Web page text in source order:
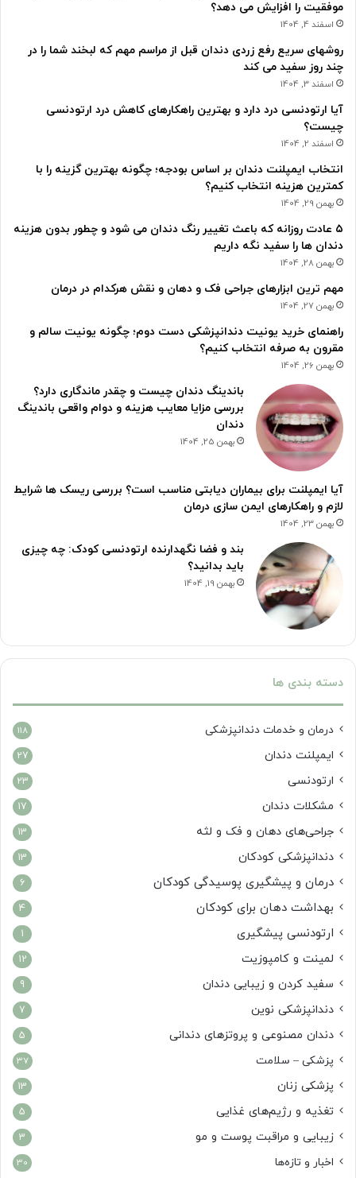
موفقیت را افزایش می دهد؟
اسفند 4, 1404
روشهای سریع رفع زردی دندان قبل از مراسم مهم که لبخند شما را در
چند روز سفید می کند
اسفند 3, 1404
آیا ارتودنسی درد دارد و بهترین راهکارهای کاهش درد ارتودنسی
چیست؟
اسفند 2, 1404
انتخاب ایمپلنت دندان بر اساس بودجه؛ چگونه بهترین گزینه را با
کمترین هزینه انتخاب کنیم؟
بهمن 29, 1404
۵ عادت روزانه که باعث تغییر رنگ دندان می شود و چطور بدون هزینه
دندان ها را سفید نگه داریم
بهمن 28, 1404
مهم ترین ابزارهای جراحی فک و دهان و نقش هرکدام در درمان
بهمن 27, 1404
راهنمای خرید یونیت دندانپزشکی دست دوم؛ چگونه یونیت سالم و
مقرون به صرفه انتخاب کنیم؟
بهمن 26, 1404
باندینگ دندان چیست و چقدر ماندگاری دارد؟
بررسی مزایا معایب هزینه و دوام واقعی باندینگ
دندان
بهمن 25, 1404
آیا ایمپلنت برای بیماران دیابتی مناسب است؟ بررسی ریسک ها شرایط
لازم و راهکارهای ایمن سازی درمان
بهمن 23, 1404
بند و فضا نگهدارنده ارتودنسی کودک: چه چیزی
باید بدانید؟
بهمن 19, 1404
دسته بندی ها
درمان‌ و خدمات دندانپزشکی 118
ایمپلنت دندان 27
ارتودنسی 23
مشکلات دندان 17
جراحی‌های دهان و فک و لثه 13
دندانپزشکی کودکان 13
درمان و پیشگیری پوسیدگی کودکان 6
بهداشت دهان برای کودکان 4
ارتودنسی پیشگیری 1
لمینت و کامپوزیت 12
سفید کردن و زیبایی دندان 9
دندانپزشکی نوین 7
دندان مصنوعی و پروتزهای دندانی 5
پزشکی – سلامت 37
پزشکی زنان 13
تغذیه و رژیم‌های غذایی 5
زیبایی و مراقبت پوست و مو 3
اخبار و تازه‌ها 30